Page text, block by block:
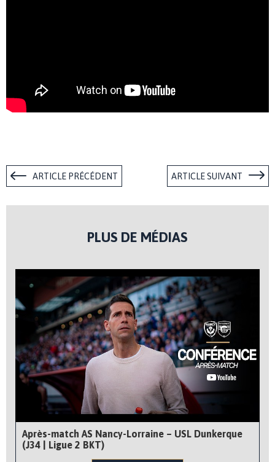
ARTICLE PRÉCÉDENT ARTICLE SUIVANT
PLUS DE MÉDIAS
Après-match AS Nancy-Lorraine – USL Dunkerque
(J34 | Ligue 2 BKT)